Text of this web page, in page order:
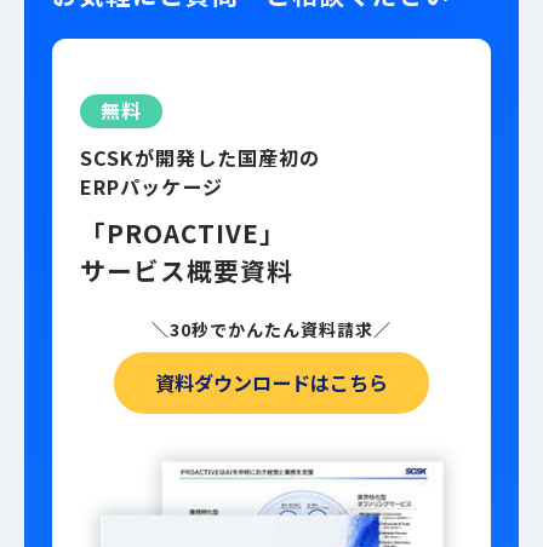
無料
SCSKが開発した国産初の
ERPパッケージ
「PROACTIVE」
サービス概要資料
＼30秒でかんたん資料請求／
資料ダウンロードはこちら